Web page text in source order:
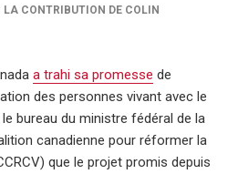
CONTRIBUTION DE COLIN
a trahi sa promesse de
des personnes vivant avec le
bureau du ministre fédéral de la
canadienne pour réformer la
que le projet promis depuis